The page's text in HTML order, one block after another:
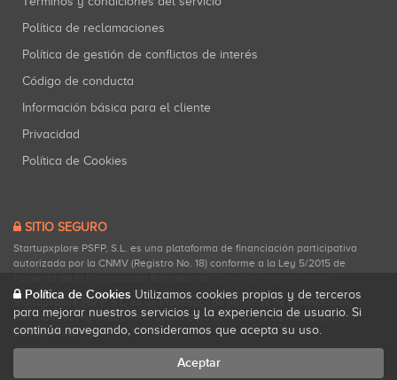
Política de reclamaciones
Política de gestión de conflictos de interés
Código de conducta
Información básica para el cliente
Privacidad
Política de Cookies
SITIO SEGURO
Startupxplore PSFP, S.L. es una plataforma de financiación participativa
autorizada por la CNMV (Registro No. 18) conforme a la Ley 5/2015 de
Startupxplore PSFP, S.L. es un Proveedor de Servicios de Financiación
Participativa registrado en la CNMV para actividades de financiación
participativa.
Política de Cookies Utilizamos cookies propias y de terceros
para mejorar nuestros servicios y la experiencia de usuario. Si
continúa navegando, consideramos que acepta su uso.
Aceptar